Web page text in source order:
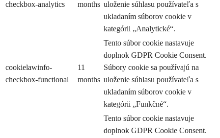
checkbox-analytics
months uloženie súhlasu používateľa s
ukladaním súborov cookie v
kategórii „Analytické“.
cookielawinfo-
checkbox-functional
11
months
Tento súbor cookie nastavuje
doplnok GDPR Cookie Consent.
Súbory cookie sa používajú na
uloženie súhlasu používateľa s
ukladaním súborov cookie v
kategórii „Funkčné“.
Tento súbor cookie nastavuje
doplnok GDPR Cookie Consent.